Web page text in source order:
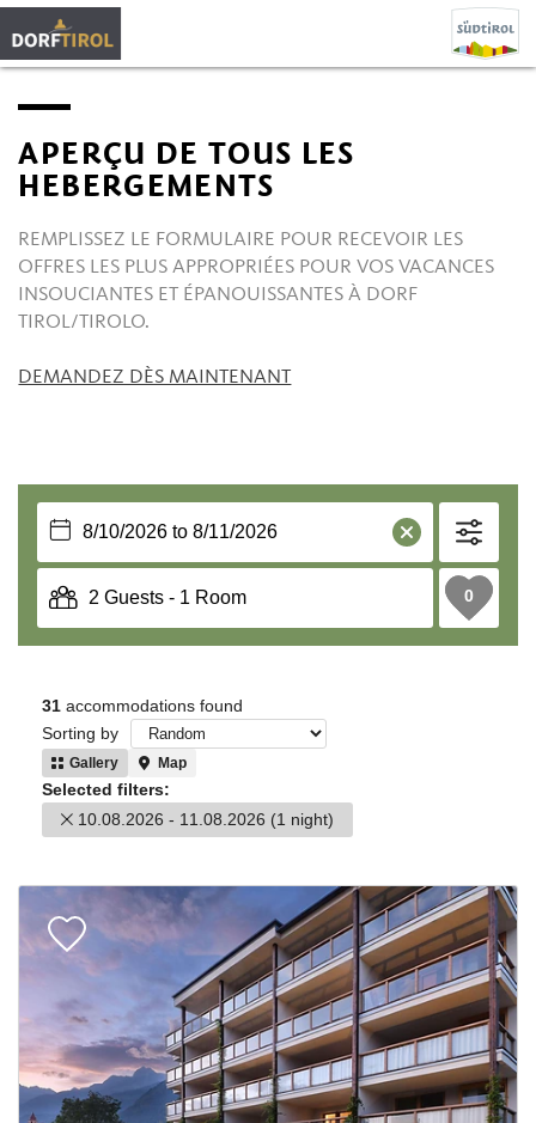
APERÇU DE TOUS LES
HEBERGEMENTS
REMPLISSEZ LE FORMULAIRE POUR RECEVOIR LES
OFFRES LES PLUS APPROPRIÉES POUR VOS VACANCES
INSOUCIANTES ET ÉPANOUISSANTES À DORF
TIROL/TIROLO.
DEMANDEZ DÈS MAINTENANT